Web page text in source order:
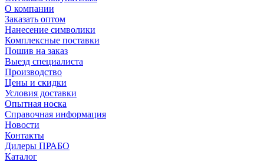
О компании
Заказать оптом
Нанесение символики
Комплексные поставки
Пошив на заказ
Выезд специалиста
Производство
Цены и скидки
Условия доставки
Опытная носка
Справочная информация
Новости
Контакты
Дилеры ПРАБО
Каталог